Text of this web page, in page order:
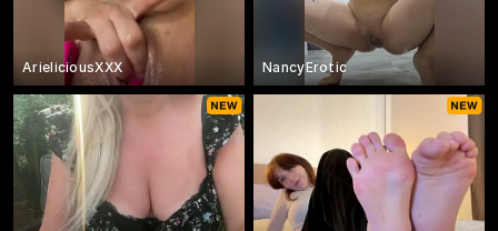
ArieliciousXXX NancyErotic